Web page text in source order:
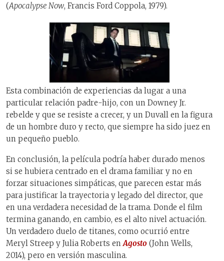
(Apocalypse Now, Francis Ford Coppola, 1979).
Esta combinación de experiencias da lugar a una
particular relación padre-hijo, con un Downey Jr.
rebelde y que se resiste a crecer, y un Duvall en la figura
de un hombre duro y recto, que siempre ha sido juez en
un pequeño pueblo.
En conclusión, la película podría haber durado menos
si se hubiera centrado en el drama familiar y no en
forzar situaciones simpáticas, que parecen estar más
para justificar la trayectoria y legado del director, que
en una verdadera necesidad de la trama. Donde el film
termina ganando, en cambio, es el alto nivel actuación.
Un verdadero duelo de titanes, como ocurrió entre
Meryl Streep y Julia Roberts en Agosto (John Wells,
2014), pero en versión masculina.